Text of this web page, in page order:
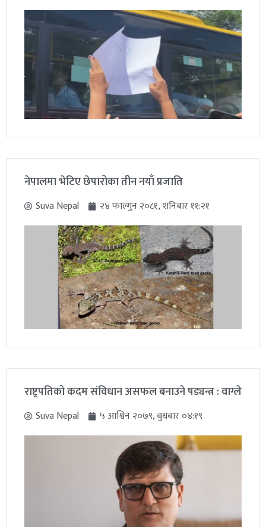
नेपालमा भेटिए छेपारोका तीन नयाँ प्रजाति
Suva Nepal २४ फाल्गुन २०८१, शनिबार ११:२१
राष्ट्रपतिको कदम संविधान असफल बनाउने षड्यन्त्र : वाग्ले
Suva Nepal ५ आश्विन २०७९, बुधबार ०४:१९